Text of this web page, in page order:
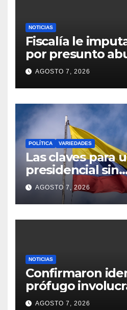
NOTICIAS
Fiscalía le
por presunto
AGOSTO 7, 2026
POLÍTICA VARIEDADES
Las claves para
presidencial sin
incertidumbre
AGOSTO 7, 2026
NOTICIAS
Confirmaron
prófugo
muerte de Yulixa
AGOSTO 7, 2026